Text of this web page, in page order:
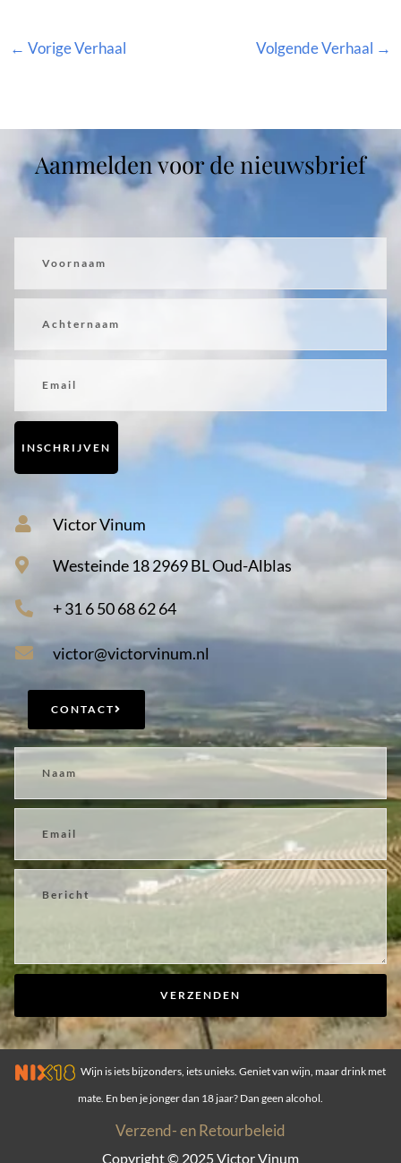
← Vorige Verhaal Volgende Verhaal →
Aanmelden voor de nieuwsbrief
INSCHRIJVEN
Victor Vinum
Westeinde 18 2969 BL Oud-Alblas
+ 31 6 50 68 62 64
victor@victorvinum.nl
CONTACT
VERZENDEN
Wijn is iets bijzonders, iets unieks. Geniet van wijn, maar drink met
mate. En ben je jonger dan 18 jaar? Dan geen alcohol.
Verzend- en Retourbeleid
Copyright © 2025Victor Vinum